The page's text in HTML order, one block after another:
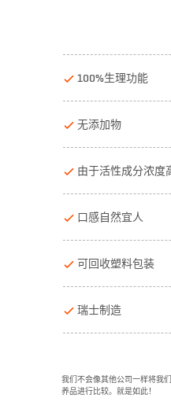
100%生理功能
无添加物
由于活性成分浓度
口感自然宜人
可回收塑料包装
瑞士制造
我们不会像其他公司一样将我
养品进行比较。就是如此！